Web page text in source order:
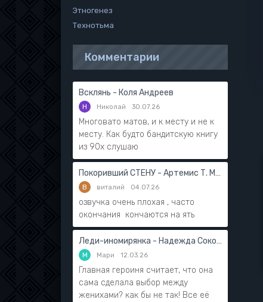
Этногенез
Технотьма
Комментарии
Всклянь - Коля Андреев
Н Николай 30.07.26
Многовато матов, и к месту и не к
месту. Как будто бандитскую книгу
из 90х слушаю
Покоривший СТЕНУ - Артемис Т. Мантикор
В виталий 04.07.26
озвучка очень плохая , часто
окончания кончаются на ять
Леди-иномирянка - Надежда Соколова
М Мари 12.03.26
Главная героиня считает, что она
сама сделала выбор между
женихами? как бы не так! Все её